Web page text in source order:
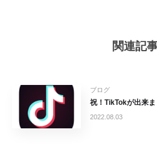
関連記
ブログ
祝！TikTokが出来ま
2022.08.03